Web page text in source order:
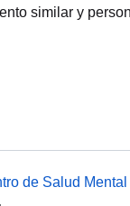
similar y
de Salud Mental